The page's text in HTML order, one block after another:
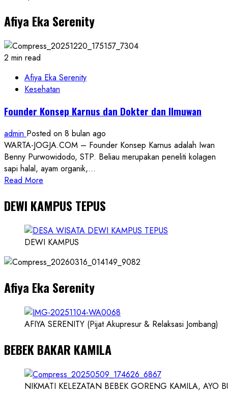
Afiya Eka Serenity
2 min read
Afiya Eka Serenity
Kesehatan
Founder Konsep Karnus dan Dokter dan Ilmuwan
admin Posted on 8 bulan ago
WARTA-JOGJA.COM – Founder Konsep Karnus adalah Iwan
Benny Purwowidodo, STP. Beliau merupakan peneliti kolagen
sapi halal, ayam organik,...
Read More
about
Founder
Konsep
Karnus
Dokter
Ilmuwan
DEWI KAMPUS TEPUS
DEWI KAMPUS
Afiya Eka Serenity
AFIYA SERENITY (Pijat Akupresur & Relaksasi Jombang)
BEBEK BAKAR KAMILA
NIKMATI KELEZATAN BEBEK GORENG KAMILA, AYO